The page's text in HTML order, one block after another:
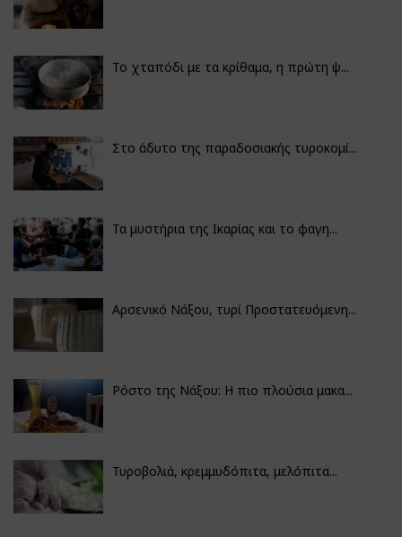
Το χταπόδι με τα κρίθαμα, η πρώτη ψ...
Στο άδυτο της παραδοσιακής τυροκομί...
Τα μυστήρια της Ικαρίας και το φαγη...
Αρσενικό Νάξου, τυρί Προστατευόμενη...
Ρόστο της Νάξου: Η πιο πλούσια μακα...
Τυροβολιά, κρεμμυδόπιτα, μελόπιτα...